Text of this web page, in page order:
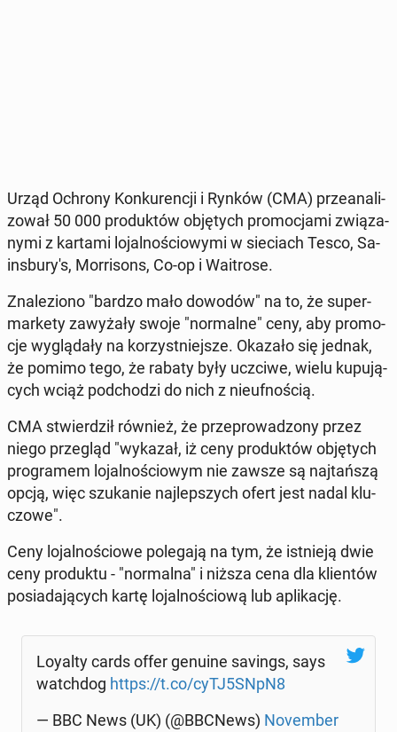
Urząd Ochrony Kon­ku­ren­cji i Rynków (CMA) prze­ana­li­
zo­wał 50 000 pro­duk­tów ob­ję­tych pro­mo­cja­mi zwią­za­
ny­mi z kartami lo­jal­no­ścio­wy­mi w sie­ciach Tesco, Sa­
ins­bu­ry­'s, Mor­ri­sons, Co-op i Wa­itro­se.
Zna­le­zio­no "bardzo mało dowodów" na to, że su­per­
mar­ke­ty za­wy­ża­ły swoje "nor­mal­ne" ceny, aby pro­mo­
cje wy­glą­da­ły na ko­rzyst­niej­sze. Okazało się jednak,
że pomimo tego, że rabaty były uczciwe, wielu ku­pu­ją­
cych wciąż pod­cho­dzi do nich z nie­uf­no­ścią.
CMA stwier­dził również, że prze­pro­wa­dzo­ny przez
niego prze­gląd "wykazał, iż ceny pro­duk­tów ob­ję­tych
pro­gra­mem lo­jal­no­ścio­wym nie zawsze są naj­tań­szą
opcją, więc szu­ka­nie naj­lep­szych ofert jest nadal klu­
czo­we".
Ceny lo­jal­no­ścio­we po­le­ga­ją na tym, że ist­nie­ją dwie
ceny pro­duk­tu - "nor­mal­na" i niższa cena dla klien­tów
po­sia­da­ją­cych kartę lo­jal­no­ścio­wą lub apli­ka­cję.
Loyalty cards offer genuine savings, says
watch­dog https://t.co/cyTJ5SNpN8
— BBC News (UK) (@BBCNews) No­vem­ber